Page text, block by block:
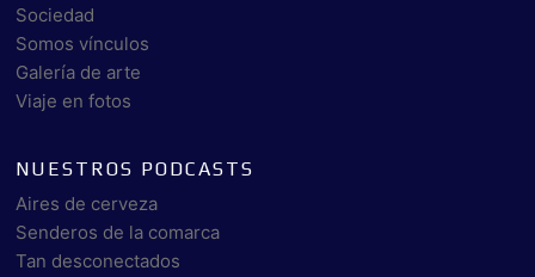
Sociedad
Somos vínculos
Galería de arte
Viaje en fotos
NUESTROS PODCASTS
Aires de cerveza
Senderos de la comarca
Tan desconectados